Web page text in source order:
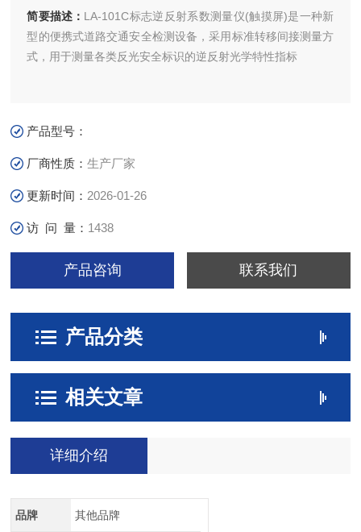
简要描述： LA-101C标志逆反射系数测量仪(触摸屏)是一种新
型的便携式道路交通安全检测设备，采用标准转移间接测量方
式，用于测量各类反光安全标识的逆反射光学特性指标
产品型号：
厂商性质：生产厂家
更新时间： 2026-01-26
访 问 量： 1438
产品咨询 联系我们
产品分类
相关文章
详细介绍
品牌 其他品牌